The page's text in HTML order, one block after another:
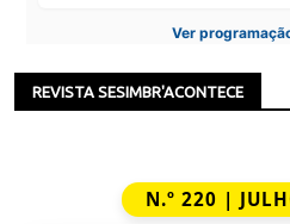
Ver
REVISTA SESIMBR'ACONTECE
N.º 220 |